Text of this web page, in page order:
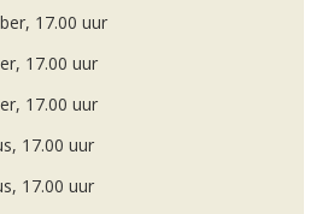
17.00 uur
17.00 uur
17.00 uur
17.00 uur
17.00 uur